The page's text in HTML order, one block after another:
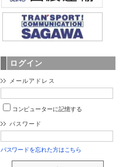
ログイン
メールアドレス
コンピューターに記憶する
パスワード
パスワードを忘れた方はこちら